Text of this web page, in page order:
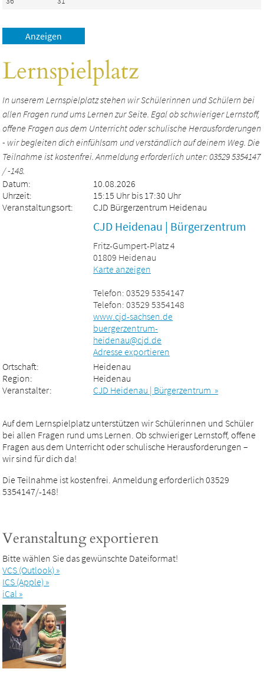
Lernspielplatz
In unserem Lernspielplatz stehen wir Schülerinnen und Schülern bei
allen Fragen rund ums Lernen zur Seite. Egal ob schwieriger Lernstoff,
offene Fragen aus dem Unterricht oder schulische Herausforderungen
- wir begleiten dich einfühlsam und verständlich auf deinem Weg. Die
Teilnahme ist kostenfrei. Anmeldung erforderlich unter: 03529 5354147
/ -148.
Datum:
10.08.2026
Uhrzeit:
15:15 Uhr bis 17:30 Uhr
Veranstaltungsort:
CJD Bürgerzentrum Heidenau
CJD Heidenau | Bürgerzentrum
Fritz-Gumpert-Platz 4
01809 Heidenau
Karte anzeigen
Telefon: 03529 5354147
Telefon: 03529 5354148
www.cjd-sachsen.de
buergerzentrum-
heidenau@cjd.de
Adresse exportieren
Ortschaft:
Heidenau
Region:
Heidenau
Veranstalter:
CJD Heidenau | Bürgerzentrum »
Auf dem Lernspielplatz unterstützen wir Schülerinnen und Schüler
bei allen Fragen rund ums Lernen. Ob schwieriger Lernstoff, offene
Fragen aus dem Unterricht oder schulische Herausforderungen –
wir sind für dich da!
Die Teilnahme ist kostenfrei. Anmeldung erforderlich 03529
5354147/-148!
Veranstaltung exportieren
Bitte wählen Sie das gewünschte Dateiformat!
VCS (Outlook) »
ICS (Apple) »
iCal »